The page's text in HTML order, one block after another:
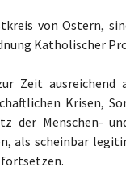
von Ostern,
Katholischer
Zeit ausreichend
Krisen,
der Menschen-
als scheinbar
fortsetzen.